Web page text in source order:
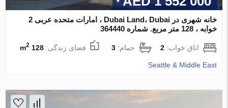
خانه شهری در Dubai Land، Dubai ، امارات متحده عربی 2
خوابه ، 128 متر مربع. شماره 364440
اتاق خواب:2 حمام:3 فضای زندگی:128 m
2
Seattle & Middle East